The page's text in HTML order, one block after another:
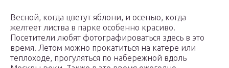
Весной, когда цветут яблони, и осенью, когда
желтеет листва в парке особенно красиво.
Посетители любят фотографироваться здесь в это
время. Летом можно прокатиться на катере или
теплоходе, прогуляться по набережной вдоль